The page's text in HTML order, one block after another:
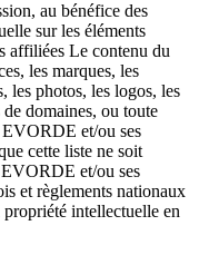
au bénéfice des
sur les éléments
affiliées Le contenu du
les marques, les
les photos, les logos, les
domaines, ou toute
et/ou ses
cette liste ne soit
et/ou ses
et règlements nationaux
intellectuelle en